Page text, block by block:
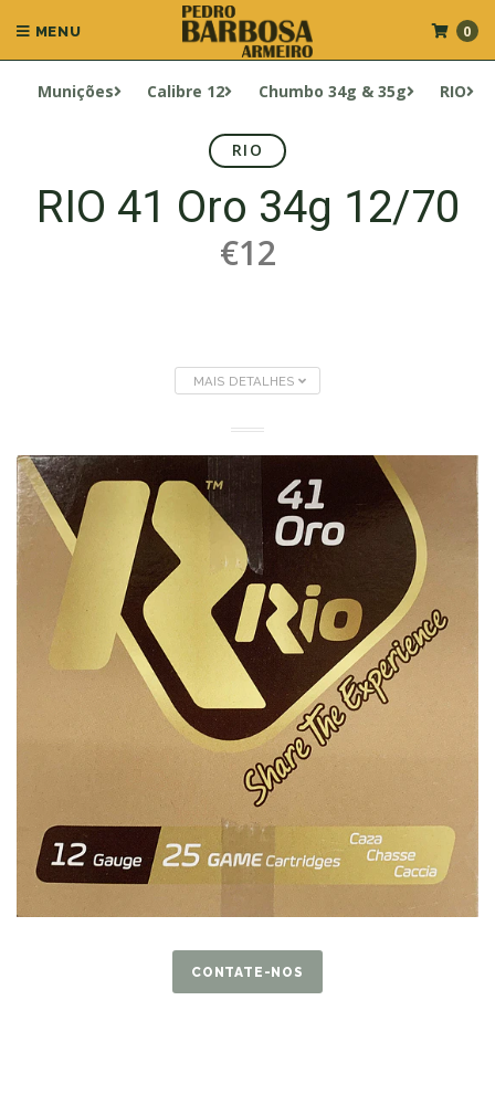
MENU 0
Munições Calibre 12 Chumbo 34g & 35g RIO
RIO
RIO 41 Oro 34g 12/70
€12
MAIS DETALHES
CONTATE-NOS